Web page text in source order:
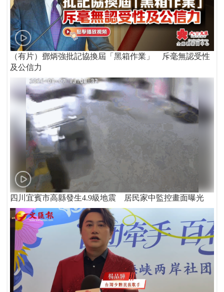
（有片）鄧炳強批記協換屆「黑箱作業」 斥毫無認受性
及公信力
四川宜賓市高縣發生4.9級地震 居民家中監控畫面曝光